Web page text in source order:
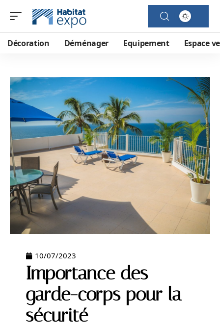
Décoration Déménager Equipement Espace
10/07/2023
Importance des
garde-corps pour la
sécurité